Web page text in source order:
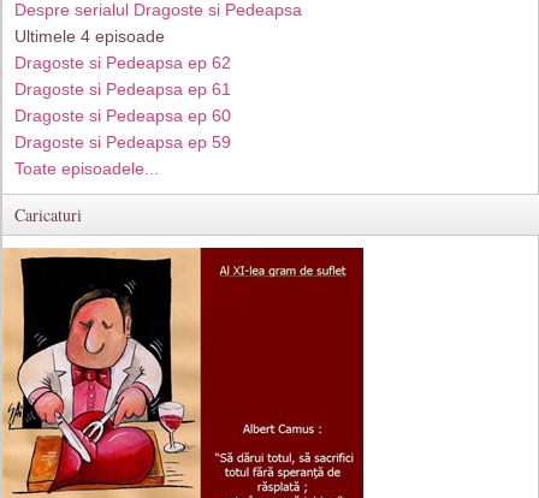
Despre serialul Dragoste si Pedeapsa
Ultimele 4 episoade
Dragoste si Pedeapsa ep 62
Dragoste si Pedeapsa ep 61
Dragoste si Pedeapsa ep 60
Dragoste si Pedeapsa ep 59
Toate episoadele...
Caricaturi